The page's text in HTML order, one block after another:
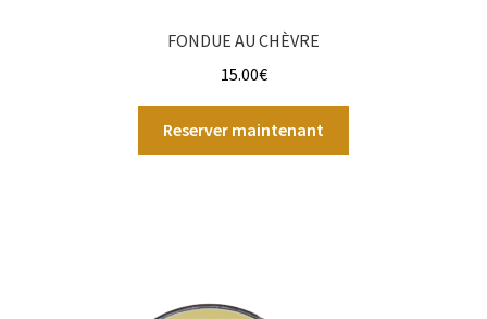
FONDUE AU CHÈVRE
15.00€
Reserver maintenant